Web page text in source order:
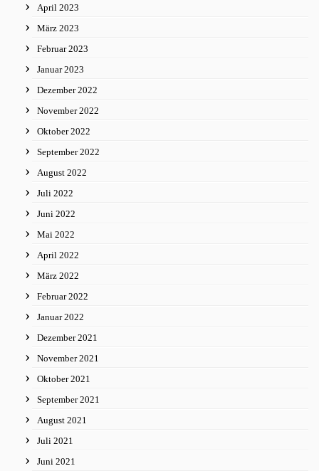
April 2023
März 2023
Februar 2023
Januar 2023
Dezember 2022
November 2022
Oktober 2022
September 2022
August 2022
Juli 2022
Juni 2022
Mai 2022
April 2022
März 2022
Februar 2022
Januar 2022
Dezember 2021
November 2021
Oktober 2021
September 2021
August 2021
Juli 2021
Juni 2021